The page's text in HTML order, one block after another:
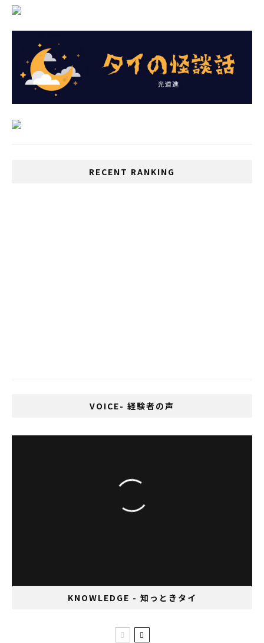
RECENT RANKING
VOICE- 経験者の声
タイ人高校生とfacebookで交流を続ける日本
KNOWLEDGE - 知っときタイ